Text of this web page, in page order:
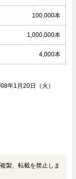
100,000本
1,000,000本
4,000本
年1月20日（火）
製、転載を禁止しま